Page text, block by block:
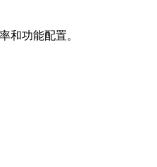
和功能配置。